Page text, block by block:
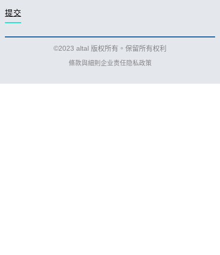
提交
©2023 altal 版权所有。保留所有权利
條款與細則 企业责任隐私政策